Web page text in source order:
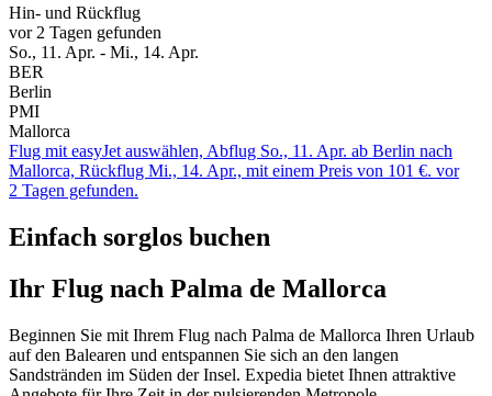
Hin- und Rückflug
vor 2 Tagen gefunden
So., 11. Apr. - Mi., 14. Apr.
BER
Berlin
PMI
Mallorca
Flug mit easyJet auswählen, Abflug So., 11. Apr. ab Berlin nach
Mallorca, Rückflug Mi., 14. Apr., mit einem Preis von 101 €. vor
2 Tagen gefunden.
Einfach sorglos buchen
Ihr Flug nach Palma de Mallorca
Beginnen Sie mit Ihrem Flug nach Palma de Mallorca Ihren Urlaub
auf den Balearen und entspannen Sie sich an den langen
Sandstränden im Süden der Insel. Expedia bietet Ihnen attraktive